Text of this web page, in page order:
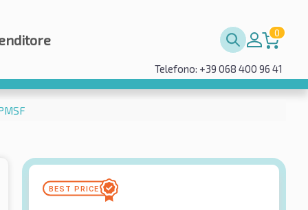
0
Telefono: +39 068 400 96 41